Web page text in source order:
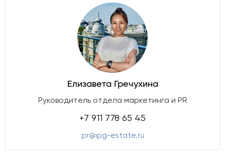
Елизавета Гречухина
Руководитель отдела маркетинга и PR
+7 911 778 65 45
pr@ipg-estate.ru